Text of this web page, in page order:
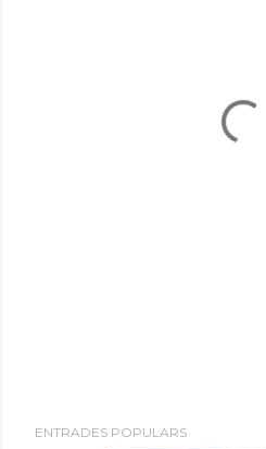
ENTRADES POPULARS